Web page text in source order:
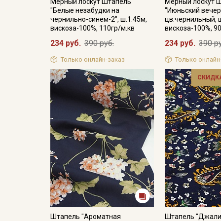
"Белые незабудки на
чернильно-синем-2", ш.1.45м,
вискоза-100%, 110гр/м.кв
234 руб. 390 руб.
Только онлайн-заказ
"Июньский
цв.чернильный,
вискоза-100%,
234 руб. 390
Только
Штапель "Ароматная
Штапель